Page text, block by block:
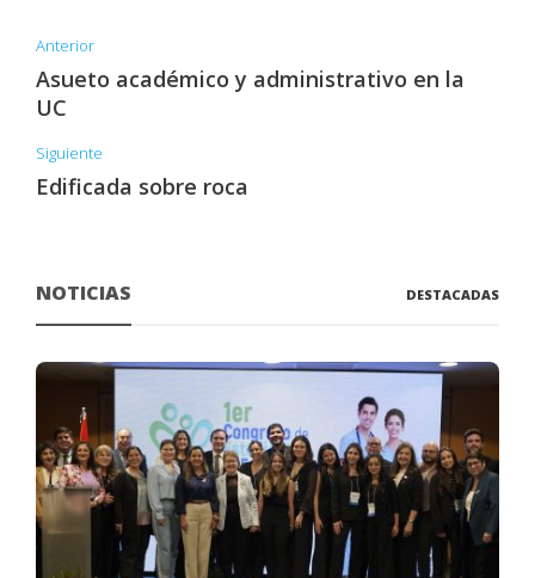
Anterior
Asueto académico y administrativo en la
UC
Siguiente
Edificada sobre roca
NOTICIAS DESTACADAS